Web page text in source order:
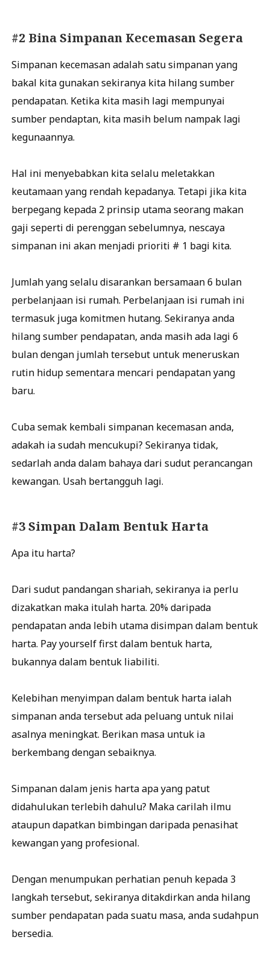
#2 Bina Simpanan Kecemasan Segera
Simpanan kecemasan adalah satu simpanan yang
bakal kita gunakan sekiranya kita hilang sumber
pendapatan. Ketika kita masih lagi mempunyai
sumber pendaptan, kita masih belum nampak lagi
kegunaannya.
Hal ini menyebabkan kita selalu meletakkan
keutamaan yang rendah kepadanya. Tetapi jika kita
berpegang kepada 2 prinsip utama seorang makan
gaji seperti di perenggan sebelumnya, nescaya
simpanan ini akan menjadi prioriti # 1 bagi kita.
Jumlah yang selalu disarankan bersamaan 6 bulan
perbelanjaan isi rumah. Perbelanjaan isi rumah ini
termasuk juga komitmen hutang. Sekiranya anda
hilang sumber pendapatan, anda masih ada lagi 6
bulan dengan jumlah tersebut untuk meneruskan
rutin hidup sementara mencari pendapatan yang
baru.
Cuba semak kembali simpanan kecemasan anda,
adakah ia sudah mencukupi? Sekiranya tidak,
sedarlah anda dalam bahaya dari sudut perancangan
kewangan. Usah bertangguh lagi.
#3 Simpan Dalam Bentuk Harta
Apa itu harta?
Dari sudut pandangan shariah, sekiranya ia perlu
dizakatkan maka itulah harta. 20% daripada
pendapatan anda lebih utama disimpan dalam bentuk
harta. Pay yourself first dalam bentuk harta,
bukannya dalam bentuk liabiliti.
Kelebihan menyimpan dalam bentuk harta ialah
simpanan anda tersebut ada peluang untuk nilai
asalnya meningkat. Berikan masa untuk ia
berkembang dengan sebaiknya.
Simpanan dalam jenis harta apa yang patut
didahulukan terlebih dahulu? Maka carilah ilmu
ataupun dapatkan bimbingan daripada penasihat
kewangan yang profesional.
Dengan menumpukan perhatian penuh kepada 3
langkah tersebut, sekiranya ditakdirkan anda hilang
sumber pendapatan pada suatu masa, anda sudahpun
bersedia.